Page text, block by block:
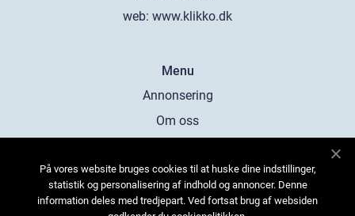
web: www.klikko.dk
Menu
Annonsering
Om oss
Kontakta oss
Sitemap
På vores website bruges cookies til at huske dine indstillinger,
statistik og personalisering af indhold og annoncer. Denne
information deles med tredjepart. Ved fortsat brug af websiden